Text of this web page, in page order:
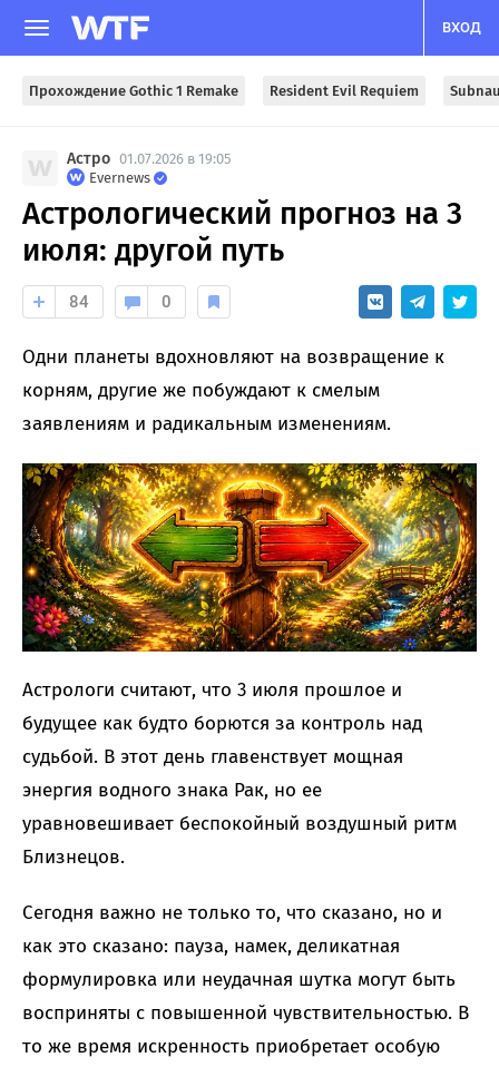
ВХОД
Прохождение Gothic 1 Remake Resident Evil Requiem
Астро 01.07.2026 в 19:05
Evernews
Астрологический прогноз на 3
июля: другой путь
84 0
Одни планеты вдохновляют на возвращение к
корням, другие же побуждают к смелым
заявлениям и радикальным изменениям.
Астрологи считают, что 3 июля прошлое и
будущее как будто борются за контроль над
судьбой. В этот день главенствует мощная
энергия водного знака Рак, но ее
уравновешивает беспокойный воздушный ритм
Близнецов.
Сегодня важно не только то, что сказано, но и
как это сказано: пауза, намек, деликатная
формулировка или неудачная шутка могут быть
восприняты с повышенной чувствительностью. В
то же время искренность приобретает особую